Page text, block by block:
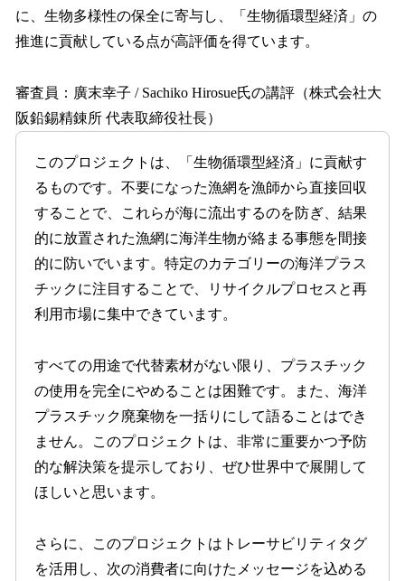
に、生物多様性の保全に寄与し、「生物循環型経済」の
推進に貢献している点が高評価を得ています。
審査員：廣末幸子 / Sachiko Hirosue氏の講評（株式会社大
阪鉛錫精錬所 代表取締役社長）
このプロジェクトは、「生物循環型経済」に貢献す
るものです。不要になった漁網を漁師から直接回収
することで、これらが海に流出するのを防ぎ、結果
的に放置された漁網に海洋生物が絡まる事態を間接
的に防いでいます。特定のカテゴリーの海洋プラス
チックに注目することで、リサイクルプロセスと再
利用市場に集中できています。
すべての用途で代替素材がない限り、プラスチック
の使用を完全にやめることは困難です。また、海洋
プラスチック廃棄物を一括りにして語ることはでき
ません。このプロジェクトは、非常に重要かつ予防
的な解決策を提示しており、ぜひ世界中で展開して
ほしいと思います。
さらに、このプロジェクトはトレーサビリティタグ
を活用し、次の消費者に向けたメッセージを込める